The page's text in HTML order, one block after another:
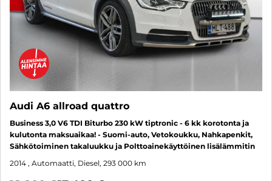
Audi A6 allroad quattro
Business 3,0 V6 TDI Biturbo 230 kW tiptronic - 6 kk korotonta ja
kulutonta maksuaikaa! - Suomi-auto, Vetokoukku, Nahkapenkit,
Sähkötoiminen takaluukku ja Polttoainekäyttöinen lisälämmitin
2014 , Automaatti, Diesel, 293 000 km